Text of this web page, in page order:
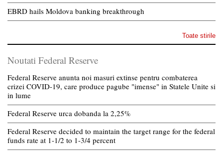
EBRD hails Moldova banking breakthrough
Toate stirile
Noutati Federal Reserve
Federal Reserve anunta noi masuri extinse pentru combaterea
crizei COVID-19, care produce pagube "imense" in Statele Unite si
in lume
Federal Reserve urca dobanda la 2,25%
Federal Reserve decided to maintain the target range for the federal
funds rate at 1-1/2 to 1-3/4 percent